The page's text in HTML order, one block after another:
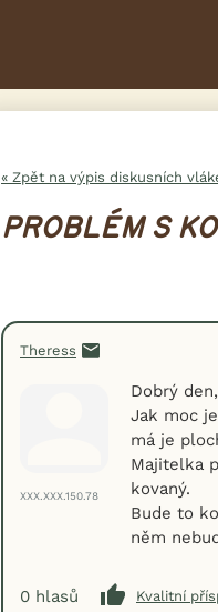
« Zpět na výpis diskusních
PROBLÉM S
Theress
XXX.XXX.150.78
Dobrý
Jak moc
má je
Majitelka
kovaný.
Bude to
něm
0 hlasů Kvalitní